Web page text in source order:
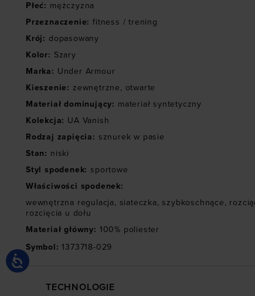
Płeć: mężczyzna
Przeznaczenie: fitness / trening
Krój: dopasowany
Kolor: Szary
Marka: Under Armour
Kieszenie: zewnętrzne, otwarte
Materiał dominujący: materiał syntetyczny
Kolekcja: UA Vanish
Rodzaj zapięcia: sznurek w pasie
Stan: niski
Styl spodenek: sportowe
Właściwości spodenek:
wewnętrzna regulacja, siateczka, szybkoschnące,
rozcięcia u dołu
Materiał główny: 100% poliester
Symbol: 1373718-029
TECHNOLOGIE